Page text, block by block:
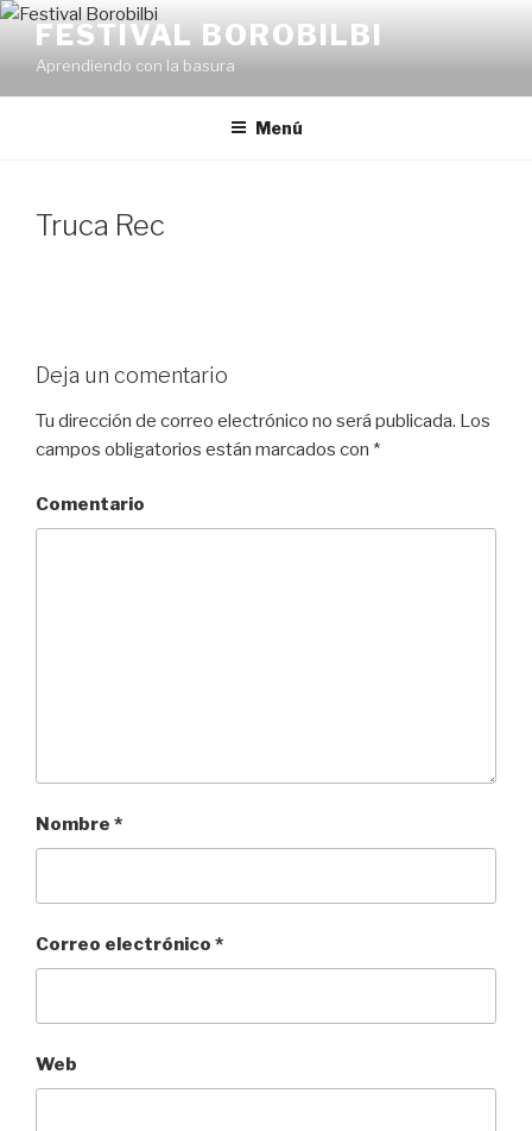
Ir
contenido
FESTIVAL BOROBILBI
Aprendiendo con la basura
Menú
Truca Rec
Deja un comentario
Tu dirección de correo electrónico no será publicada. Los
campos obligatorios están marcados con *
Comentario
Nombre *
Correo electrónico *
Web